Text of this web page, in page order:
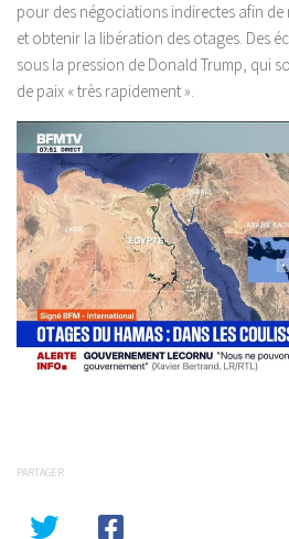
pour des négociations indirectes afin de
et obtenir la libération des otages. Des
sous la pression de Donald Trump, qui
de paix « très rapidement ».
PARTAGER